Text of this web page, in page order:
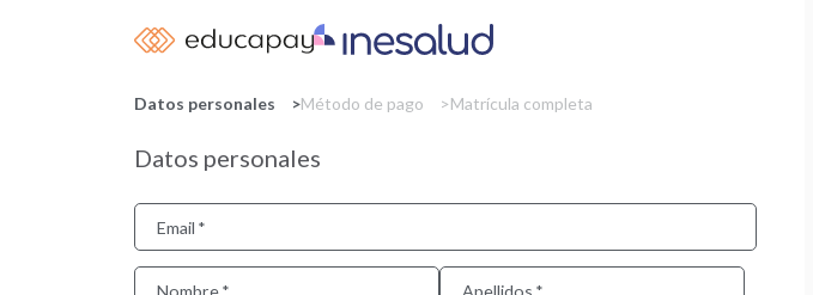
Datos personales Método de pago Matrícula completa
Datos personales
Email
Nombre Apellidos